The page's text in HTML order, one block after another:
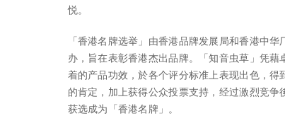
悦。
「香港名牌选举」由香港品牌发展局和香港中华
办，旨在表彰香港杰出品牌。「知音虫草」凭藉
着的产品功效，於各个评分标准上表现出色，得
的肯定，加上获得公众投票支持，经过激烈竞争
获选成为「香港名牌」。